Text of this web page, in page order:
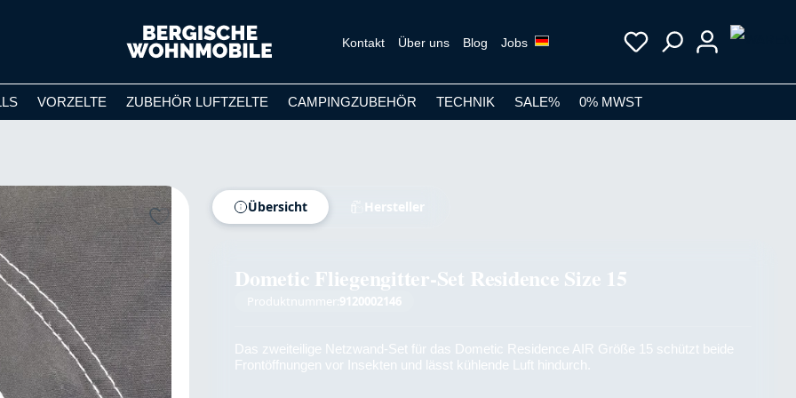
Kontakt Über uns Blog Jobs
VORZELTE ZUBEHÖR LUFTZELTE CAMPINGZUBEHÖR TECHNIK SALE% 0% MWST
Übersicht Hersteller
Dometic Fliegengitter-Set Residence Size 15
Produktnummer: 9120002146
Das zweiteilige Netzwand-Set für das Dometic Residence AIR Größe 15 schützt beide
Frontöffnungen vor Insekten und lässt kühlende Luft hindurch.